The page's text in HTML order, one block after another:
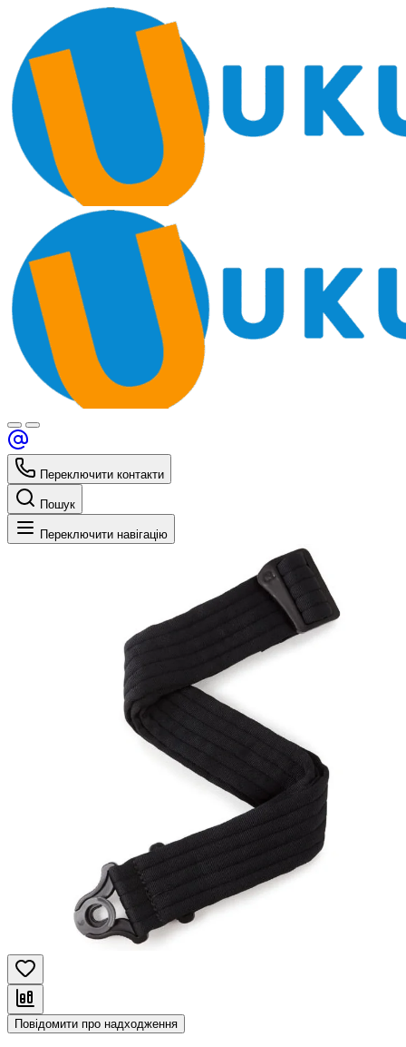
Переключити контакти
Пошук
Переключити навігацію
Повідомити про надходження